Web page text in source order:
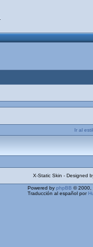
Ir al
X-Static Skin - Designed
Powered by phpBB © 2000,
Traducción al español por